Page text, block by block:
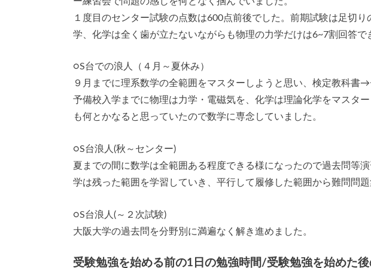
１度目のセンター試験の点数は600点前後でした。前期試験は足切
学、化学は全く歯が立たないながらも物理の力学だけは6~7割回答で
○S台での浪人（４月～夏休み）
９月までに理系数学の全範囲をマスターしようと思い、検定教科書
予備校入学までに物理は力学・電磁気を、化学は理論化学をマスタ
も何とかなると思っていたので数学に専念していました。
○S台浪人(秋～センター)
夏までの間に数学は全範囲ある程度できる様になったので過去問等
学は残った範囲を学習していき、平行して履修した範囲から難問問
○S台浪人(～２次試験)
大阪大学の過去問を分野別に満遍なく解き進めました。
受験勉強を始める前の1日の勉強時間/受験勉強を始めた